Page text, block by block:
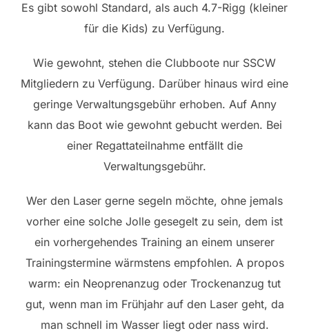
Es gibt sowohl Standard, als auch 4.7-Rigg (kleiner
für die Kids) zu Verfügung.
Wie gewohnt, stehen die Clubboote nur SSCW
Mitgliedern zu Verfügung. Darüber hinaus wird eine
geringe Verwaltungsgebühr erhoben. Auf Anny
kann das Boot wie gewohnt gebucht werden. Bei
einer Regattateilnahme entfällt die
Verwaltungsgebühr.
Wer den Laser gerne segeln möchte, ohne jemals
vorher eine solche Jolle gesegelt zu sein, dem ist
ein vorhergehendes Training an einem unserer
Trainingstermine wärmstens empfohlen. A propos
warm: ein Neoprenanzug oder Trockenanzug tut
gut, wenn man im Frühjahr auf den Laser geht, da
man schnell im Wasser liegt oder nass wird.